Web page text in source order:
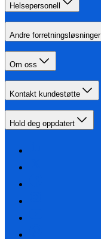
Helsepersonell
Andre forretningsløsninger
Om oss
Kontakt kundestøtte
Hold deg oppdatert